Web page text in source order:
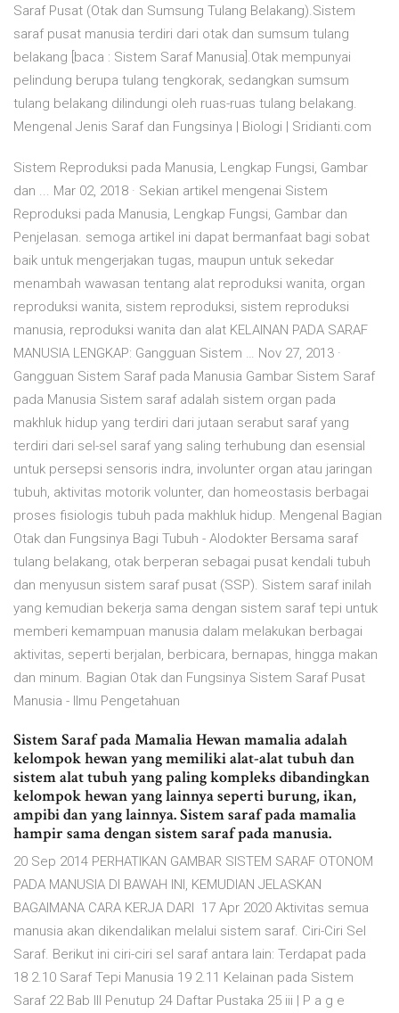
Saraf Pusat (Otak dan Sumsung Tulang Belakang).Sistem
saraf pusat manusia terdiri dari otak dan sumsum tulang
belakang [baca : Sistem Saraf Manusia].Otak mempunyai
pelindung berupa tulang tengkorak, sedangkan sumsum
tulang belakang dilindungi oleh ruas-ruas tulang belakang.
Mengenal Jenis Saraf dan Fungsinya | Biologi | Sridianti.com
Sistem Reproduksi pada Manusia, Lengkap Fungsi, Gambar
dan ... Mar 02, 2018 · Sekian artikel mengenai Sistem
Reproduksi pada Manusia, Lengkap Fungsi, Gambar dan
Penjelasan. semoga artikel ini dapat bermanfaat bagi sobat
baik untuk mengerjakan tugas, maupun untuk sekedar
menambah wawasan tentang alat reproduksi wanita, organ
reproduksi wanita, sistem reproduksi, sistem reproduksi
manusia, reproduksi wanita dan alat KELAINAN PADA SARAF
MANUSIA LENGKAP: Gangguan Sistem … Nov 27, 2013 ·
Gangguan Sistem Saraf pada Manusia Gambar Sistem Saraf
pada Manusia Sistem saraf adalah sistem organ pada
makhluk hidup yang terdiri dari jutaan serabut saraf yang
terdiri dari sel-sel saraf yang saling terhubung dan esensial
untuk persepsi sensoris indra, involunter organ atau jaringan
tubuh, aktivitas motorik volunter, dan homeostasis berbagai
proses fisiologis tubuh pada makhluk hidup. Mengenal Bagian
Otak dan Fungsinya Bagi Tubuh - Alodokter Bersama saraf
tulang belakang, otak berperan sebagai pusat kendali tubuh
dan menyusun sistem saraf pusat (SSP). Sistem saraf inilah
yang kemudian bekerja sama dengan sistem saraf tepi untuk
memberi kemampuan manusia dalam melakukan berbagai
aktivitas, seperti berjalan, berbicara, bernapas, hingga makan
dan minum. Bagian Otak dan Fungsinya Sistem Saraf Pusat
Manusia - Ilmu Pengetahuan
Sistem Saraf pada Mamalia Hewan mamalia adalah
kelompok hewan yang memiliki alat-alat tubuh dan
sistem alat tubuh yang paling kompleks dibandingkan
kelompok hewan yang lainnya seperti burung, ikan,
ampibi dan yang lainnya. Sistem saraf pada mamalia
hampir sama dengan sistem saraf pada manusia.
20 Sep 2014 PERHATIKAN GAMBAR SISTEM SARAF OTONOM
PADA MANUSIA DI BAWAH INI, KEMUDIAN JELASKAN
BAGAIMANA CARA KERJA DARI 17 Apr 2020 Aktivitas semua
manusia akan dikendalikan melalui sistem saraf. Ciri-Ciri Sel
Saraf. Berikut ini ciri-ciri sel saraf antara lain: Terdapat pada
18 2.10 Saraf Tepi Manusia 19 2.11 Kelainan pada Sistem
Saraf 22 Bab III Penutup 24 Daftar Pustaka 25 iii | P a g e